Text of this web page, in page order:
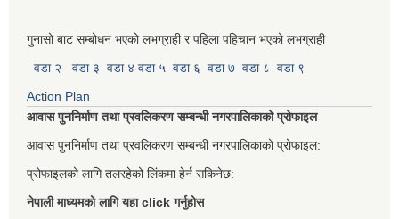
गुनासो बाट सम्बोधन भएको लभग्राही र पहिला पहिचान भएको लभग्राही
वडा २
वडा ३ वडा ४ वडा ५ वडा ६ वडा ७ वडा ८ वडा ९
Action Plan
आवास पुननिर्माण तथा प्रवलिकरण सम्बन्धी नगरपालिकाको प्रोफाइल
आवास पुननिर्माण तथा प्रवलिकरण सम्बन्धी नगरपालिकाको प्रोफाइल:
प्रोफाइलको लागि तलरहेको लिंकमा हेर्न सकिनेछ:
नेपाली माध्यमको लागि यहा click गर्नुहोस